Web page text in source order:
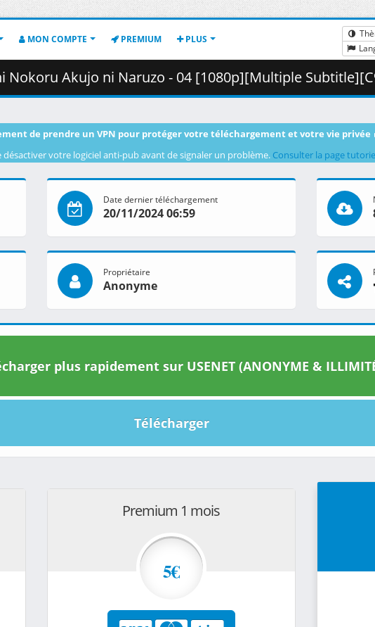
MON COMPTE PREMIUM PLUS
ni Naruzo - 04 [1080p][Multiple Subtitle][C96E401F].mkv.003 ( 462.41
de prendre un VPN pour protéger votre téléchargement et votre vie privée
désactiver votre logiciel anti-pub avant de signaler un problème. Consulter la page
Date dernier téléchargement
20/11/2024 06:59
Propriétaire
Anonyme
plus rapidement sur USENET (ANONYME &
Télécharger
Premium 1 mois
5€